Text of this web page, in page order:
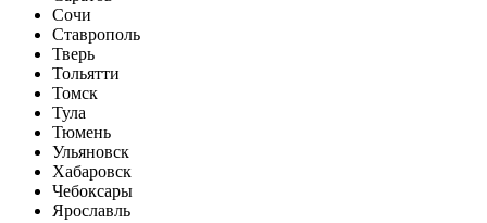
Сочи
Ставрополь
Тверь
Тольятти
Томск
Тула
Тюмень
Ульяновск
Хабаровск
Чебоксары
Ярославль